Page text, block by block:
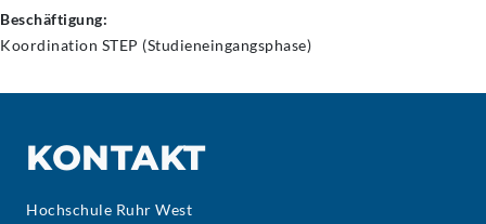
Beschäftigung:
Koordination STEP (Studieneingangsphase)
KONTAKT
Hochschule Ruhr West